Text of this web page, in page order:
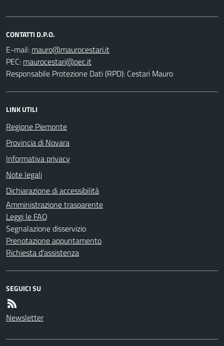
CONTATTI D.P.O.
E-mail:
PEC:
Responsabile Protezione Dati (RPD): Cestari Mauro
LINK UTILI
Regione Piemonte
Provincia di Novara
Informativa privacy
Note legali
Dichiarazione di accessibilità
Amministrazione trasparente
Leggi le FAQ
Segnalazione disservizio
Prenotazione appuntamento
Richiesta d'assistenza
SEGUICI SU
Newsletter